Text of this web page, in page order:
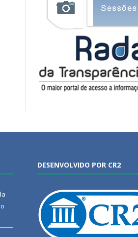
DESENVOLVIDO POR CR2